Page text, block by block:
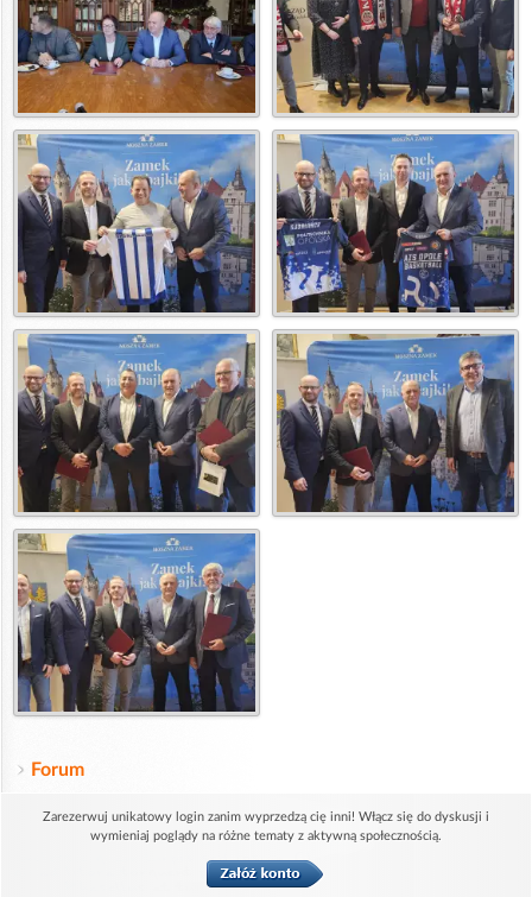
Forum
Zarezerwuj unikatowy login zanim wyprzedzą cię inni! Włącz się do dyskusji i
wymieniaj poglądy na różne tematy z aktywną społecznością.